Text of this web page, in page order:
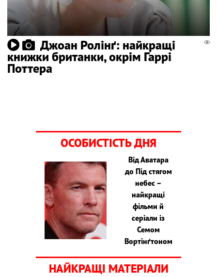
Джоан Ролінґ: найкращі
книжки британки, окрім Гаррі
Поттера
ОСОБИСТІСТЬ ДНЯ
Від Аватара
до Під стягом
небес –
найкращі
фільми й
серіали із
Семом
Вортінґтоном
НАЙКРАЩІ МАТЕРІАЛИ